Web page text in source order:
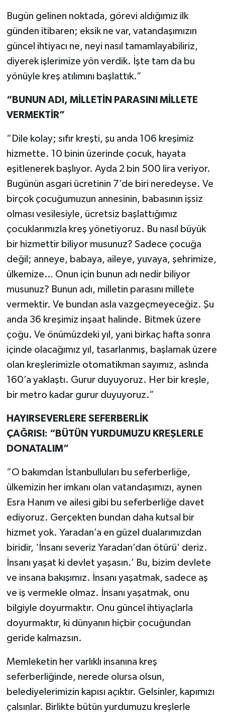
Bugün gelinen noktada, görevi aldığımız ilk
günden itibaren; eksik ne var, vatandaşımızın
güncel ihtiyacı ne, neyi nasıl tamamlayabiliriz,
diyerek işlerimize yön verdik. İşte tam da bu
yönüyle kreş atılımını başlattık.”
“BUNUN ADI, MİLLETİN PARASINI MİLLETE
VERMEKTİR”
“Dile kolay; sıfır kreşti, şu anda 106 kreşimiz
hizmette. 10 binin üzerinde çocuk, hayata
eşitlenerek başlıyor. Ayda 2 bin 500 lira veriyor.
Bugünün asgari ücretinin 7’de biri neredeyse. Ve
birçok çocuğumuzun annesinin, babasının işsiz
olması vesilesiyle, ücretsiz başlattığımız
çocuklarımızla kreş yönetiyoruz. Bu nasıl büyük
bir hizmettir biliyor musunuz? Sadece çocuğa
değil; anneye, babaya, aileye, yuvaya, şehrimize,
ülkemize… Onun için bunun adı nedir biliyor
musunuz? Bunun adı, milletin parasını millete
vermektir. Ve bundan asla vazgeçmeyeceğiz. Şu
anda 36 kreşimiz inşaat halinde. Bitmek üzere
çoğu. Ve önümüzdeki yıl, yani birkaç hafta sonra
içinde olacağımız yıl, tasarlanmış, başlamak üzere
olan kreşlerimizle otomatikman sayımız, aslında
160’a yaklaştı. Gurur duyuyoruz. Her bir kreşle,
bir metro kadar gurur duyuyoruz.”
HAYIRSEVERLERE SEFERBERLİK
ÇAĞRISI: “BÜTÜN YURDUMUZU KREŞLERLE
DONATALIM”
“O bakımdan İstanbulluları bu seferberliğe,
ülkemizin her imkanı olan vatandaşımızı, aynen
Esra Hanım ve ailesi gibi bu seferberliğe davet
ediyoruz. Gerçekten bundan daha kutsal bir
hizmet yok. Yaradan’a en güzel dualarımızdan
biridir, ‘İnsanı severiz Yaradan’dan ötürü’ deriz.
İnsanı yaşat ki devlet yaşasın.’ Bu, bizim devlete
ve insana bakışımız. İnsanı yaşatmak, sadece aş
ve iş vermekle olmaz. İnsanı yaşatmak, onu
bilgiyle doyurmaktır. Onu güncel ihtiyaçlarla
doyurmaktır, ki dünyanın hiçbir çocuğundan
geride kalmazsın.
Memleketin her varlıklı insanına kreş
seferberliğinde, nerede olursa olsun,
belediyelerimizin kapısı açıktır. Gelsinler, kapımızı
çalsınlar. Birlikte bütün yurdumuzu kreşlerle